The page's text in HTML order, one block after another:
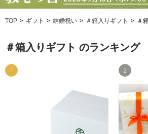
TOP ギフト 結婚祝い ＃箱入りギフト ＃
＃箱入りギフト のランキング
1 2